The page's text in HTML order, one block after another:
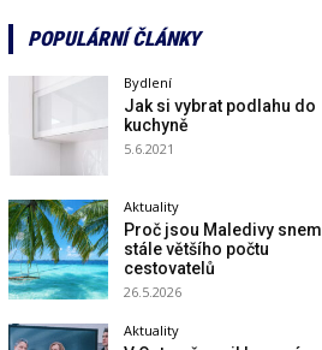
POPULÁRNÍ ČLÁNKY
Bydlení
Jak si vybrat podlahu do
kuchyně
5.6.2021
Aktuality
Proč jsou Maledivy snem
stále většího počtu
cestovatelů
26.5.2026
Aktuality